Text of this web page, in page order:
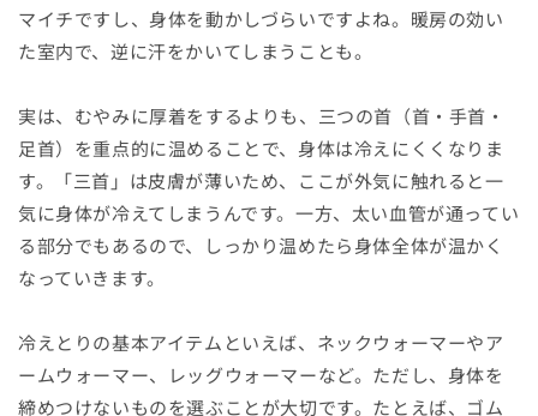
マイチですし、身体を動かしづらいですよね。暖房の効い
た室内で、逆に汗をかいてしまうことも。
実は、むやみに厚着をするよりも、三つの首（首・手首・
足首）を重点的に温めることで、身体は冷えにくくなりま
す。「三首」は皮膚が薄いため、ここが外気に触れると一
気に身体が冷えてしまうんです。一方、太い血管が通ってい
る部分でもあるので、しっかり温めたら身体全体が温かく
なっていきます。
冷えとりの基本アイテムといえば、ネックウォーマーやア
ームウォーマー、レッグウォーマーなど。ただし、身体を
締めつけないものを選ぶことが大切です。たとえば、ゴム